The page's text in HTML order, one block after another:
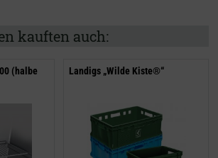
kauften auch:
(halbe
Landigs „Wilde Kiste®“